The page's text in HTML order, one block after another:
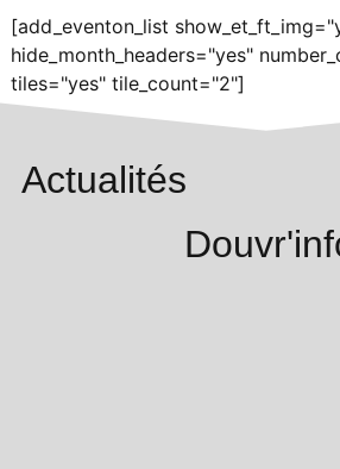
[add_eventon_list
hide_month_headers="yes"
tiles="yes" tile_count="2"]
Actualités